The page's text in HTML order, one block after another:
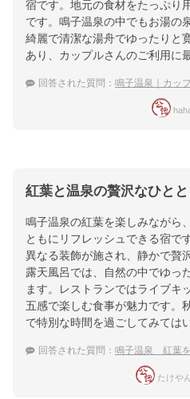
宿です。地元の食材をたっぷり
です。鳴子温泉の中でもお湯の
綺麗で清潔な湯舟でゆったりと
あり、カップルさんのご利用に
回答された質問： 鳴子温泉｜カップルにお
紅葉と温泉の贅沢なひとと
鳴子温泉の紅葉を楽しみながら
ともにリフレッシュできる宿で
異なる装飾が施され、静かで贅
露天風呂では、自然の中でゆっ
ます。レストランではライブキ
五感で楽しむ食事が魅力です。
で特別な時間を過ごしてみては
回答された質問： 鳴子温泉 紅葉を見
たけや